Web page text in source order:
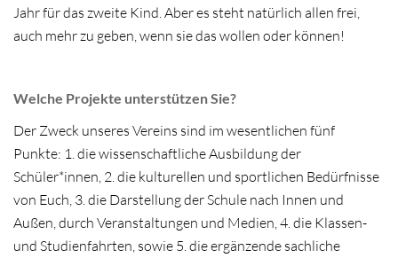
Jahr für das zweite Kind. Aber es steht natürlich allen frei,
auch mehr zu geben, wenn sie das wollen oder können!
Welche Projekte unterstützen Sie?
Der Zweck unseres Vereins sind im wesentlichen fünf
Punkte: 1. die wissenschaftliche Ausbildung der
Schüler*innen, 2. die kulturellen und sportlichen Bedürfnisse
von Euch, 3. die Darstellung der Schule nach Innen und
Außen, durch Veranstaltungen und Medien, 4. die Klassen-
und Studienfahrten, sowie 5. die ergänzende sachliche